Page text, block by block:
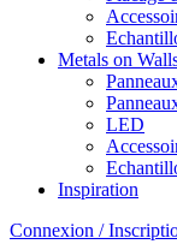
Metals on
LED
Inspiration
Connexion /